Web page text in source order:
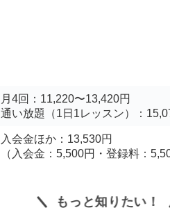
月4回：11,220〜13,420円
通い放題（1日1レッスン）：
入会金ほか：13,530円
（入会金：5,500円・登録料：
もっと知りたい！